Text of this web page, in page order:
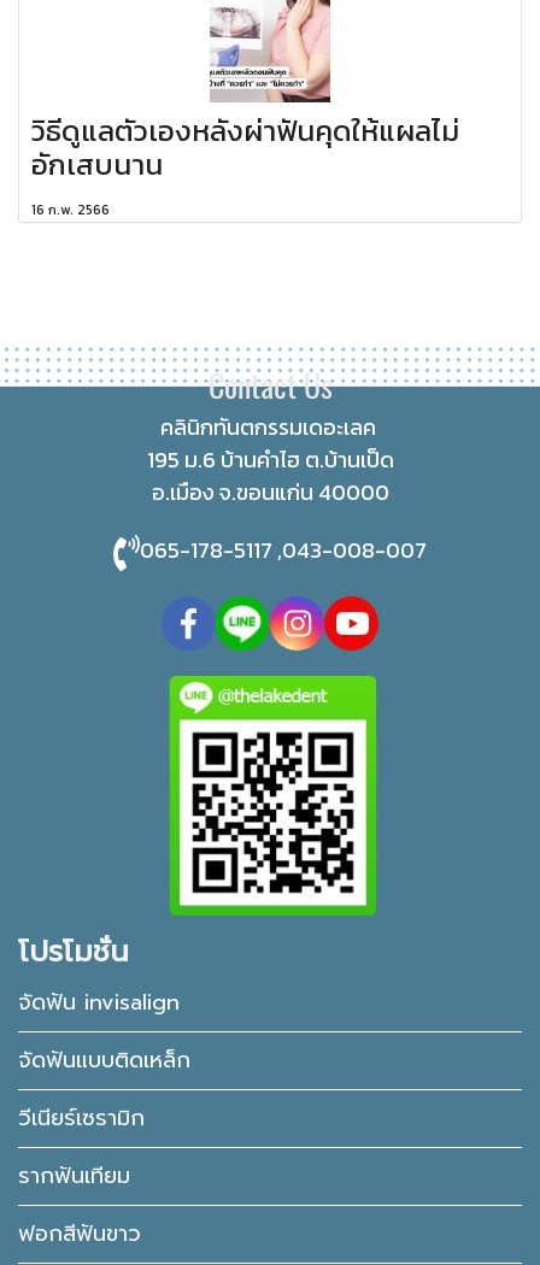
วิธีดูแลตัวเองหลังผ่าฟันคุดให้แผลไม่
อักเสบนาน
16 ก.พ. 2566
Contact Us
คลินิกทันตกรรมเดอะเลค
195 ม.6 บ้านคำไฮ ต.บ้านเป็ด
อ.เมือง จ.ขอนแก่น 40000
065-178-5117 ,043-008-007
โปรโมชั่น
จัดฟัน invisalign
จัดฟันแบบติดเหล็ก
วีเนียร์เซรามิก
รากฟันเทียม
ฟอกสีฟันขาว